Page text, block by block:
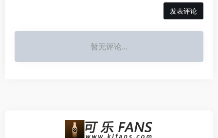
发表评论
暂无评论...